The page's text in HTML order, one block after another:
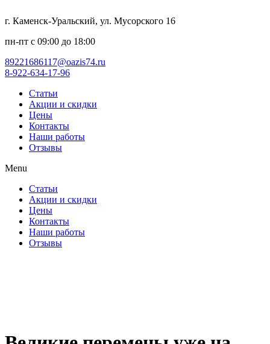
г. Каменск-Уральский, ул. Мусорского 16
пн-пт с 09:00 до 18:00
89221686117@oazis74.ru
8-922-634-17-96
Статьи
Акции и скидки
Цены
Контакты
Наши работы
Отзывы
Menu
Статьи
Акции и скидки
Цены
Контакты
Наши работы
Отзывы